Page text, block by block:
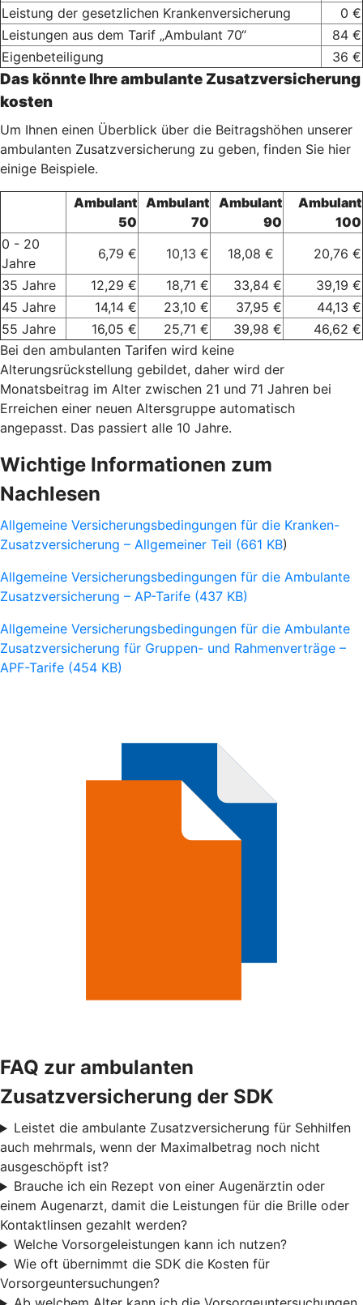
Leistung der gesetzlichen Krankenversicherung
0 €
Leistungen aus dem Tarif „Ambulant 70“
84 €
Eigenbeteiligung
36 €
Das könnte Ihre ambulante Zusatzversicherung
kosten
Um Ihnen einen Überblick über die Beitragshöhen unserer
ambulanten Zusatzversicherung zu geben, finden Sie hier
einige Beispiele.
Ambulant
50
Ambulant
70
Ambulant
90
Ambulant
100
0 - 20
Jahre
6,79 € 10,13 € 18,08 €
20,76 €
35 Jahre
12,29 € 18,71 € 33,84 €
39,19 €
45 Jahre
14,14 € 23,10 € 37,95 €
44,13 €
55 Jahre
16,05 € 25,71 € 39,98 €
46,62 €
Bei den ambulanten Tarifen wird keine
Alterungsrückstellung gebildet, daher wird der
Monatsbeitrag im Alter zwischen 21 und 71 Jahren bei
Erreichen einer neuen Altersgruppe automatisch
angepasst. Das passiert alle 10 Jahre.
Wichtige Informationen zum
Nachlesen
Allgemeine Versicherungsbedingungen für die Kranken-
Zusatzversicherung – Allgemeiner Teil (661 KB)
Allgemeine Versicherungsbedingungen für die Ambulante
Zusatzversicherung – AP-Tarife (437 KB)
Allgemeine Versicherungsbedingungen für die Ambulante
Zusatzversicherung für Gruppen- und Rahmenverträge –
APF-Tarife (454 KB)
FAQ zur ambulanten
Zusatzversicherung der SDK
Leistet die ambulante Zusatzversicherung für Sehhilfen
auch mehrmals, wenn der Maximalbetrag noch nicht
ausgeschöpft ist?
Brauche ich ein Rezept von einer Augenärztin oder
einem Augenarzt, damit die Leistungen für die Brille oder
Kontaktlinsen gezahlt werden?
Welche Vorsorgeleistungen kann ich nutzen?
Wie oft übernimmt die SDK die Kosten für
Vorsorgeuntersuchungen?